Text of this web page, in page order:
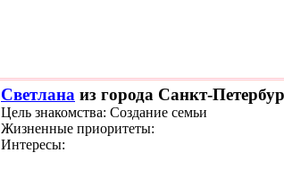
Светлана из города Санкт-
Цель знакомства: Создание семьи
Жизненные приоритеты:
Интересы: